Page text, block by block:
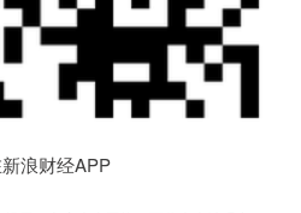
浪财经APP